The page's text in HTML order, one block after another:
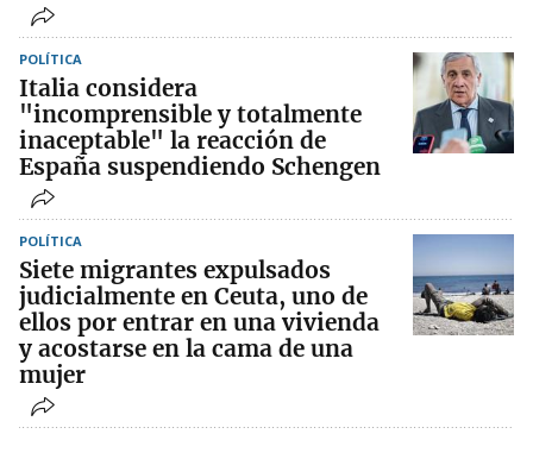
POLÍTICA
Italia considera
"incomprensible y totalmente
inaceptable" la reacción de
España suspendiendo Schengen
POLÍTICA
Siete migrantes expulsados
judicialmente en Ceuta, uno de
ellos por entrar en una vivienda
y acostarse en la cama de una
mujer